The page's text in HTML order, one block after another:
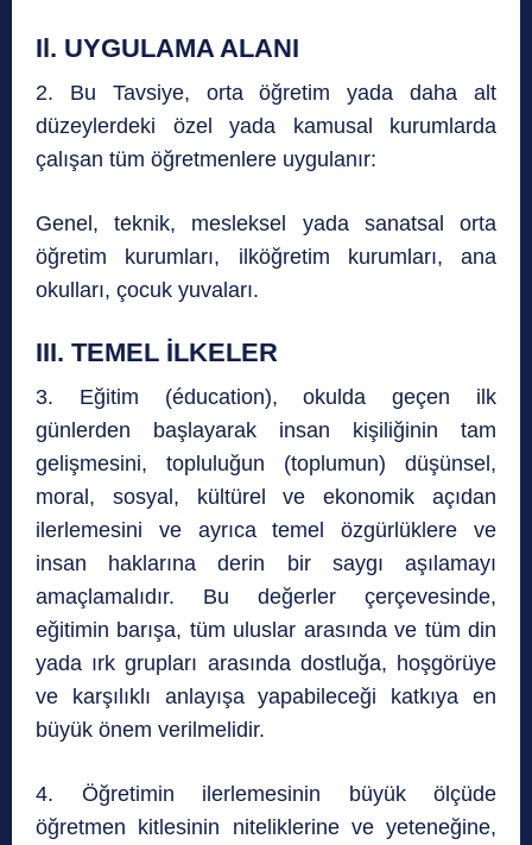
Il. UYGULAMA ALANI
2. Bu Tavsiye, orta öğretim yada daha alt
düzeylerdeki özel yada kamusal kurumlarda
çalışan tüm öğretmenlere uygulanır:
Genel, teknik, mesleksel yada sanatsal orta
öğretim kurumları, ilköğretim kurumları, ana
okulları, çocuk yuvaları.
III. TEMEL İLKELER
3. Eğitim (éducation), okulda geçen ilk
günlerden başlayarak insan kişiliğinin tam
gelişmesini, topluluğun (toplumun) düşünsel,
moral, sosyal, kültürel ve ekonomik açıdan
ilerlemesini ve ayrıca temel özgürlüklere ve
insan haklarına derin bir saygı aşılamayı
amaçlamalıdır. Bu değerler çerçevesinde,
eğitimin barışa, tüm uluslar arasında ve tüm din
yada ırk grupları arasında dostluğa, hoşgörüye
ve karşılıklı anlayışa yapabileceği katkıya en
büyük önem verilmelidir.
4. Öğretimin ilerlemesinin büyük ölçüde
öğretmen kitlesinin niteliklerine ve yeteneğine,